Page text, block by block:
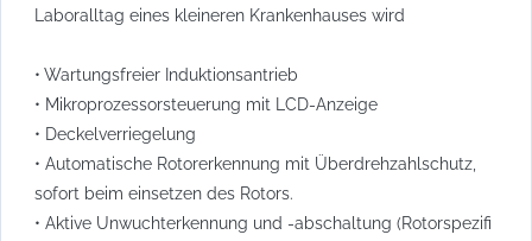
Laboralltag eines kleineren Krankenhauses wird
• Wartungsfreier Induktionsantrieb
• Mikroprozessorsteuerung mit LCD-Anzeige
• Deckelverriegelung
• Automatische Rotorerkennung mit Überdrehzahlschutz,
sofort beim einsetzen des Rotors.
• Aktive Unwuchterkennung und -abschaltung (Rotorspezifi